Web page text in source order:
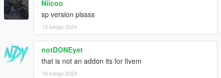
Niicoo
sp version plssss
12 lutego 2024
notDONEyet
that is not an addon its for fivem
16 lutego 2024